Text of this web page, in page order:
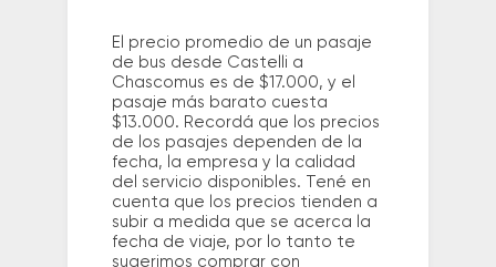
El precio promedio de un pasaje
de bus desde Castelli a
Chascomus es de $17.000, y el
pasaje más barato cuesta
$13.000. Recordá que los precios
de los pasajes dependen de la
fecha, la empresa y la calidad
del servicio disponibles. Tené en
cuenta que los precios tienden a
subir a medida que se acerca la
fecha de viaje, por lo tanto te
sugerimos comprar con